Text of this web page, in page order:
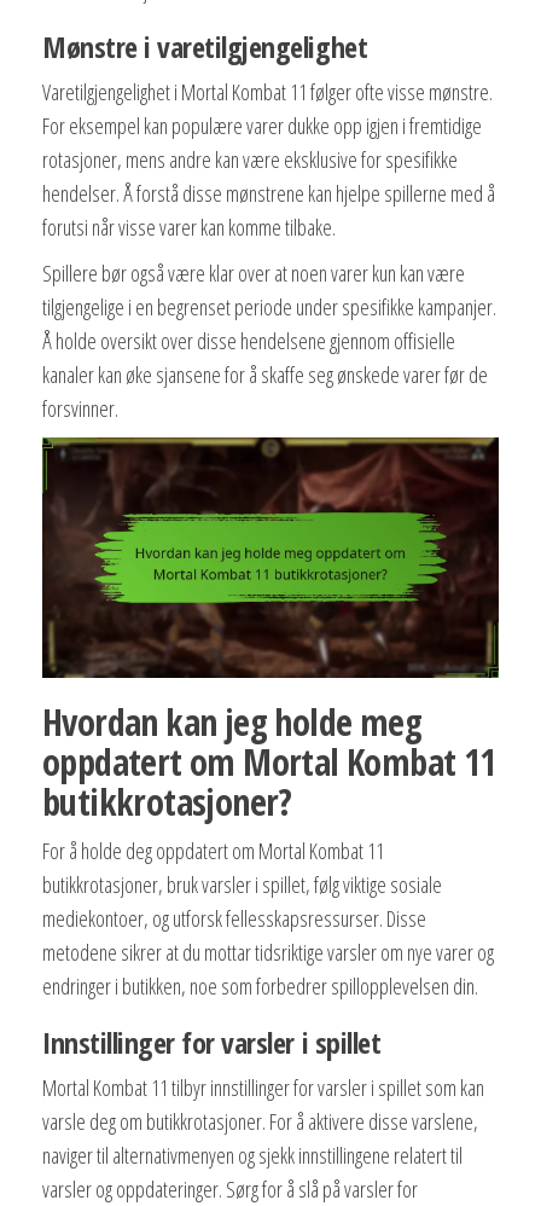
Mønstre i varetilgjengelighet
Varetilgjengelighet i Mortal Kombat 11 følger ofte visse mønstre.
For eksempel kan populære varer dukke opp igjen i fremtidige
rotasjoner, mens andre kan være eksklusive for spesifikke
hendelser. Å forstå disse mønstrene kan hjelpe spillerne med å
forutsi når visse varer kan komme tilbake.
Spillere bør også være klar over at noen varer kun kan være
tilgjengelige i en begrenset periode under spesifikke kampanjer.
Å holde oversikt over disse hendelsene gjennom offisielle
kanaler kan øke sjansene for å skaffe seg ønskede varer før de
forsvinner.
Hvordan kan jeg holde meg
oppdatert om Mortal Kombat 11
butikkrotasjoner?
For å holde deg oppdatert om Mortal Kombat 11
butikkrotasjoner, bruk varsler i spillet, følg viktige sosiale
mediekontoer, og utforsk fellesskapsressurser. Disse
metodene sikrer at du mottar tidsriktige varsler om nye varer og
endringer i butikken, noe som forbedrer spillopplevelsen din.
Innstillinger for varsler i spillet
Mortal Kombat 11 tilbyr innstillinger for varsler i spillet som kan
varsle deg om butikkrotasjoner. For å aktivere disse varslene,
naviger til alternativmenyen og sjekk innstillingene relatert til
varsler og oppdateringer. Sørg for å slå på varsler for